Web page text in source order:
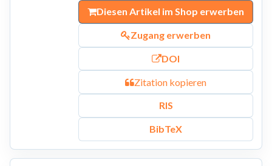
Diesen Artikel im Shop erwerben
Zugang erwerben
DOI
Zitation kopieren
RIS
BibTeX